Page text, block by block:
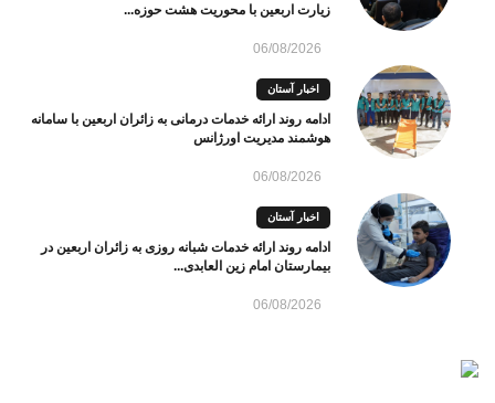
زیارت اربعین با محوریت هشت حوزه...
06/08/2026
اخبار آستان
ادامه روند ارائه خدمات درمانی به زائران اربعین با سامانه
هوشمند مدیریت اورژانس
06/08/2026
اخبار آستان
ادامه روند ارائه خدمات شبانه روزی به زائران اربعین در
بیمارستان امام زین العابدی...
06/08/2026